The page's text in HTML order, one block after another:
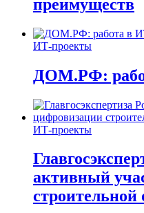
преимуществ
ИТ-проекты
ДОМ.РФ:
ИТ-проекты
активный
строительной